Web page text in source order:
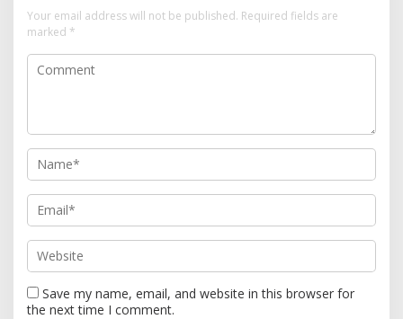
Your email address will not be published. Required fields are
marked *
Save my name, email, and website in this browser for
the next time I comment.